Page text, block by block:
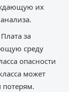
их
Плата за
среду
опасности
может